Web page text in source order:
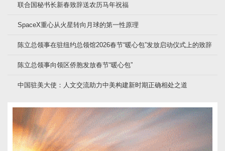
联合国秘书长新春致辞送农历马年祝福
SpaceX重心从火星转向月球的第一性原理
陈立总领事在驻纽约总领馆2026春节“暖心包”发放启动仪式上的致辞
陈立总领事向领区侨胞发放春节“暖心包”
中国驻美大使：人文交流助力中美构建新时期正确相处之道